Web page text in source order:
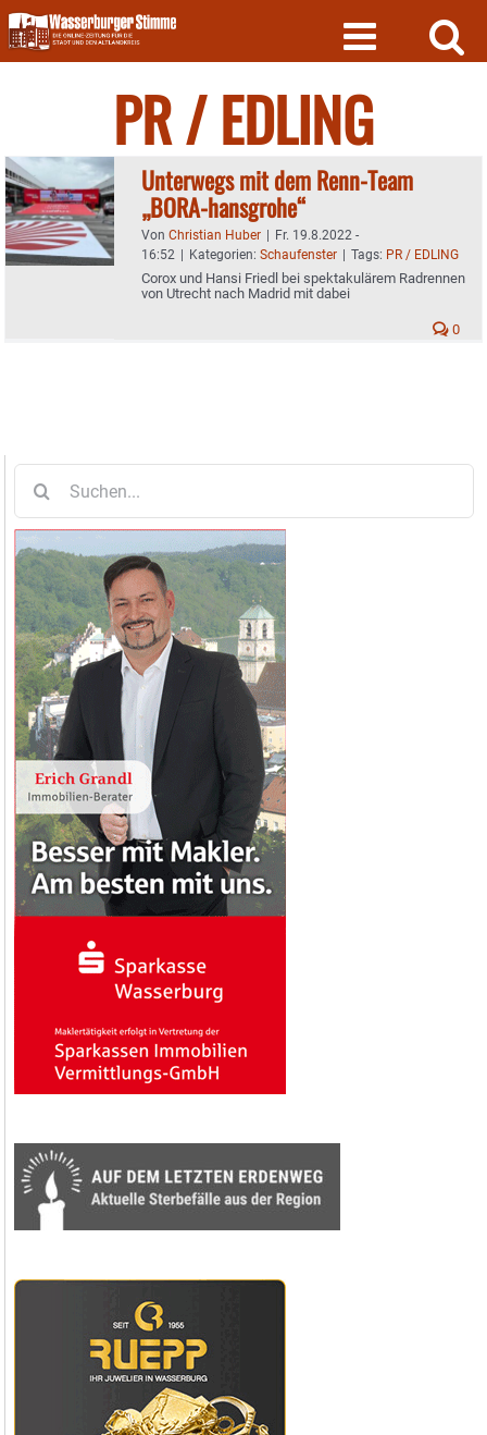
Skip
to
content
PR / EDLING
Unterwegs mit dem Renn-Team
„BORA-hansgrohe“
Von Christian Huber | Fr. 19.8.2022 -
16:52 | Kategorien: Schaufenster | Tags: PR / EDLING
Corox und Hansi Friedl bei spektakulärem Radrennen
von Utrecht nach Madrid mit dabei
0
nach: